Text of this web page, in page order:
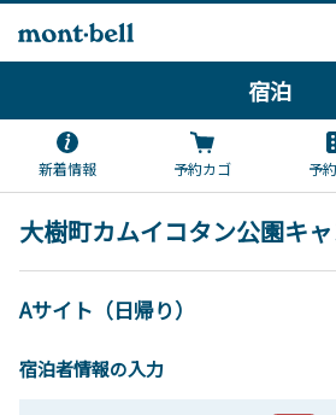
宿泊
新着情報 予約カゴ 予
大樹町カムイコタン公園キ
Aサイト（日帰り）
宿泊者情報の入力